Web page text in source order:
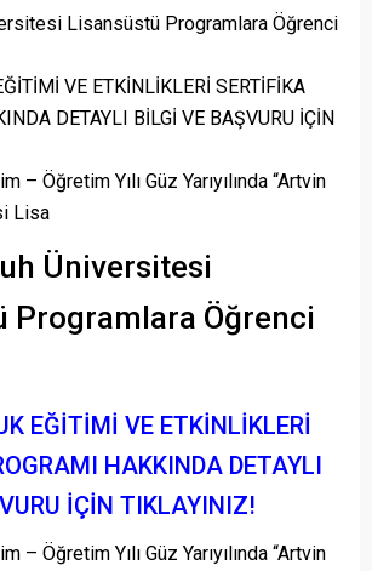
Lisansüstü Programlara Öğrenci
VE ETKİNLİKLERİ SERTİFİKA
DETAYLI BİLGİ VE BAŞVURU İÇİN
– Öğretim Yılı Güz Yarıyılında “Artvin
Lisa
Üniversitesi
Programlara Öğrenci
EĞİTİMİ VE ETKİNLİKLERİ
HAKKINDA DETAYLI
İÇİN TIKLAYINIZ!
– Öğretim Yılı Güz Yarıyılında “Artvin